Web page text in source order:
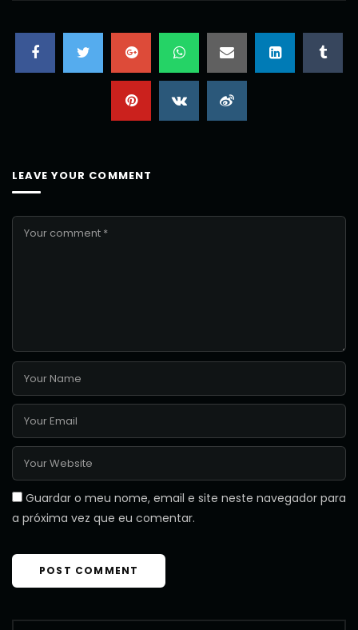
LEAVE YOUR COMMENT
Guardar o meu nome, email e site neste navegador para
a próxima vez que eu comentar.